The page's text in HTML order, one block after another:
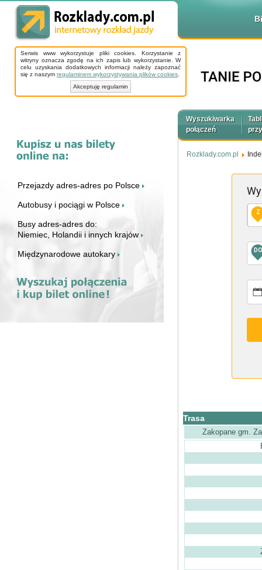
Serwis www wykorzystuje pliki cookies. Korzystanie z
witryny oznacza zgodę na ich zapis lub wykorzystanie. W
celu uzyskania dodatkowych informacji należy zapoznać
się z naszym regulaminem wykorzystywania plików cookies
Akceptuję regulamin
Przejazdy adres-adres po Polsce
Autobusy i pociągi w Polsce
Busy adres-adres do:
Niemiec, Holandii i innych krajów
Międzynarodowe autokary
Wyszukiwarka
połączeń
Rozklady.com.pl
Z
DO
Trasa
Zakopane gm.